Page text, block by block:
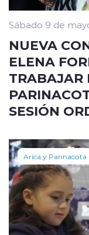
Sábado 9 de
NUEVA
ELENA
TRABAJAR
SESIÓN
Arica y Parinacota